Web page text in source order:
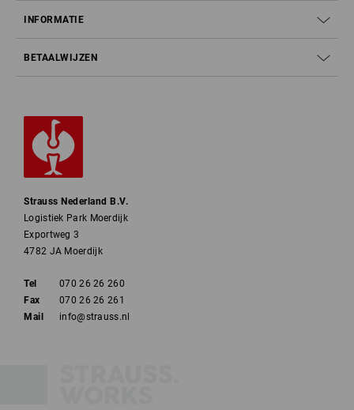
INFORMATIE
BETAALWIJZEN
Strauss Nederland B.V.
Logistiek Park Moerdijk
Exportweg 3
4782 JA Moerdijk
Tel
070 26 26 260
Fax
070 26 26 261
Mail
info@strauss.nl